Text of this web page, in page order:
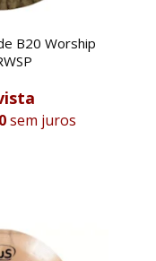
B20 Worship
sem juros